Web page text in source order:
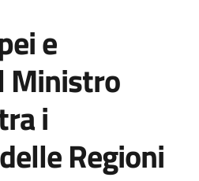
e
Ministro
i
Regioni